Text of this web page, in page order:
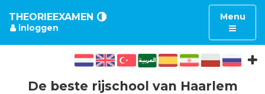
Toggle
THEORIEEXAMEN
inloggen
De beste rijschool van Haarlem